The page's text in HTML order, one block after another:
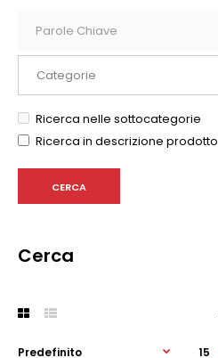
Ricerca nelle sottocategorie
Ricerca in descrizione prodotto
Cerca